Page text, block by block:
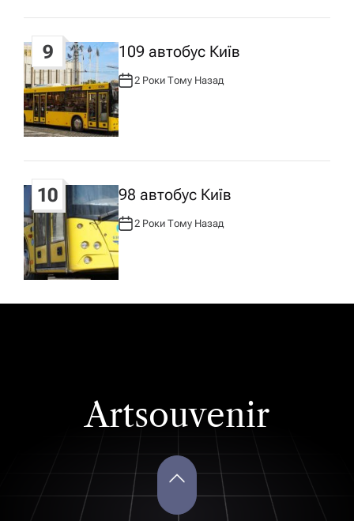
9 109 автобус Київ
А
В
Т
О
Р
:
2 Роки Тому Назад
10 98 автобус Київ
А
В
Т
О
Р
:
2 Роки Тому Назад
Artsouvenir